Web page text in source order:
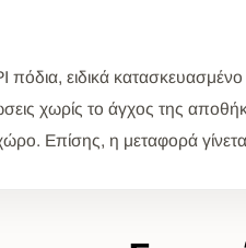
ειδικά κατασκευασμένο
χωρίς το άγχος της
Επίσης, η μεταφορά